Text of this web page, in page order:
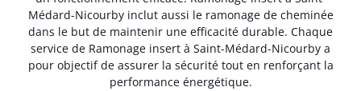
Médard-Nicourby inclut aussi le ramonage de cheminée
dans le but de maintenir une efficacité durable. Chaque
service de Ramonage insert à Saint-Médard-Nicourby a
pour objectif de assurer la sécurité tout en renforçant la
performance énergétique.